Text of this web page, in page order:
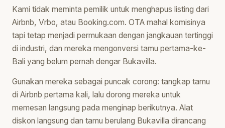
Kami tidak meminta pemilik untuk menghapus listing dari
Airbnb, Vrbo, atau Booking.com. OTA mahal komisinya
tapi tetap menjadi permukaan dengan jangkauan tertinggi
di industri, dan mereka mengonversi tamu pertama-ke-
Bali yang belum pernah dengar Bukavilla.
Gunakan mereka sebagai puncak corong: tangkap tamu
di Airbnb pertama kali, lalu dorong mereka untuk
memesan langsung pada menginap berikutnya. Alat
diskon langsung dan tamu berulang Bukavilla dirancang